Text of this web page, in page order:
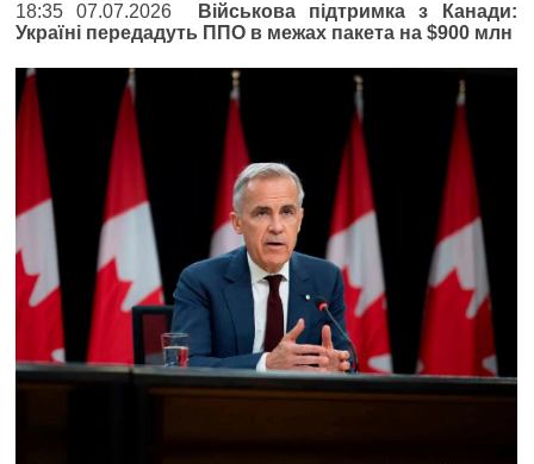
18:35 07.07.2026
Військова підтримка з Канади:
Україні передадуть ППО в межах пакета на $900 млн